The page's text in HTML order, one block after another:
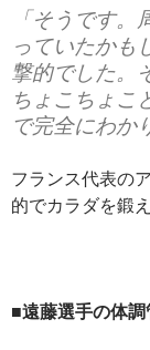
「そうです
っていたかも
撃的でした。
ちょこちょこ
で完全にわか
フランス代表の
的でカラダを鍛
■遠藤選手の体調